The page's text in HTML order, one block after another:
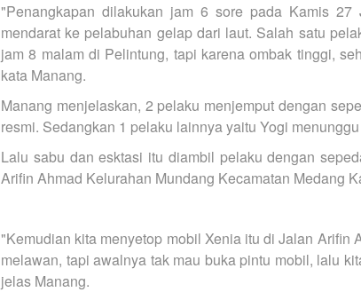
"Penangkapan dilakukan jam 6 sore pada Kamis
mendarat ke pelabuhan gelap dari laut. Salah satu
jam 8 malam di Pelintung, tapi karena ombak tinggi,
kata Manang.
Manang menjelaskan, 2 pelaku menjemput dengan
resmi. Sedangkan 1 pelaku lainnya yaitu Yogi
Lalu sabu dan esktasi itu diambil pelaku dengan
Arifin Ahmad Kelurahan Mundang Kecamatan Medang
"Kemudian kita menyetop mobil Xenia itu di Jalan
melawan, tapi awalnya tak mau buka pintu mobil, lalu
jelas Manang.